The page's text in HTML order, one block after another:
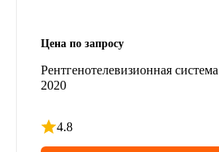
Цена по запросу
Рентгенотелевизионная
2020
4.8
Рейтинг 4.8 из 5